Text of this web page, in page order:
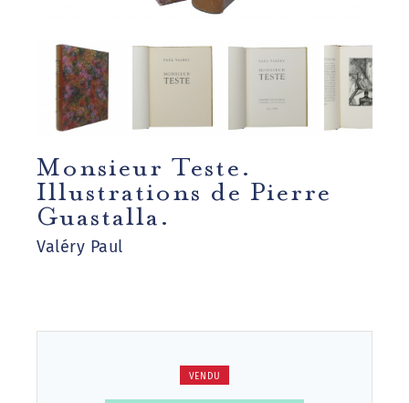
Monsieur Teste.
Illustrations de Pierre
Guastalla.
Valéry Paul
VENDU